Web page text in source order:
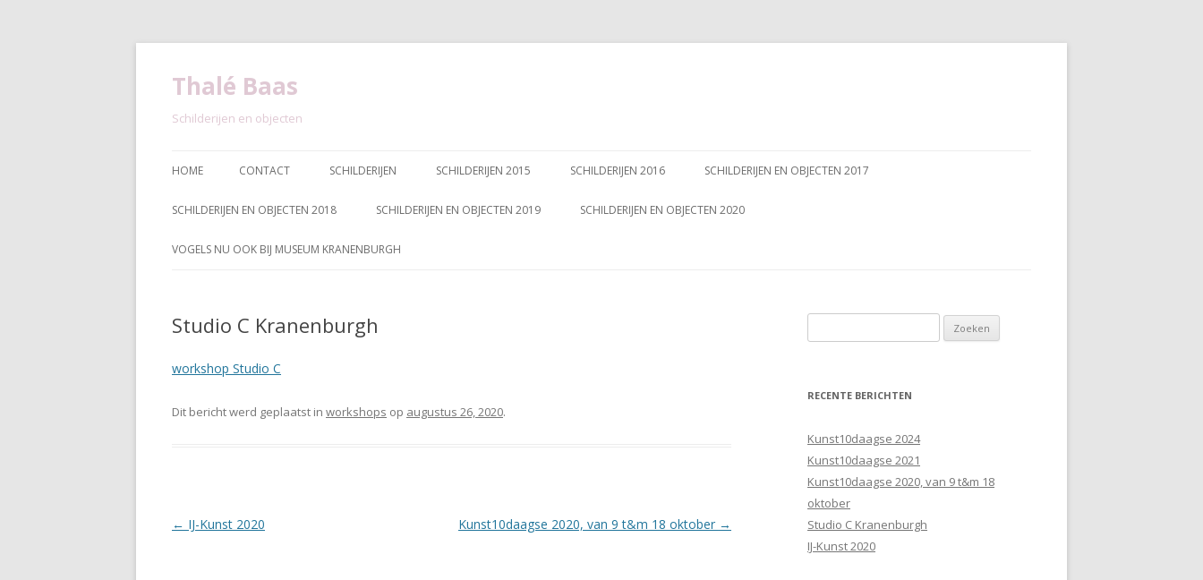
Thalé Baas
Schilderijen en objecten
naar
inhoud
HOME CONTACT SCHILDERIJEN SCHILDERIJEN 2015 SCHILDERIJEN 2016 SCHILDERIJEN EN OBJECTEN 2017
SCHILDERIJEN EN OBJECTEN 2018 SCHILDERIJEN EN OBJECTEN 2019 SCHILDERIJEN EN OBJECTEN 2020
VOGELS NU OOK BIJ MUSEUM KRANENBURGH
Studio C Kranenburgh
workshop Studio C
Dit bericht werd geplaatst in workshops op augustus 26, 2020.
Berichtnavigatie
← IJ-Kunst 2020 Kunst10daagse 2020, van 9 t&m 18 oktober →
naar:
RECENTE BERICHTEN
Kunst10daagse 2024
Kunst10daagse 2021
Kunst10daagse 2020, van 9 t&m 18
oktober
Studio C Kranenburgh
IJ-Kunst 2020